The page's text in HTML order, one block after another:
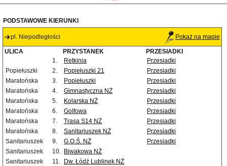
PODSTAWOWE KIERUNKI
pl. Niepodległości Pokaż na mapie
ULICA PRZYSTANEK
PRZESIADKI
1.
Retkinia
Przesiadki
Popiełuszki
2. Popiełuszki 21
Przesiadki
Maratońska
3. Popiełuszki
Przesiadki
Maratońska
4. Gimnastyczna NŻ
Przesiadki
Maratońska
5. Kolarska NŻ
Przesiadki
Maratońska
6. Golfowa
Przesiadki
Maratońska
7. Trasa S14 NŻ
Przesiadki
Maratońska
8. Sanitariuszek NŻ
Przesiadki
Sanitariuszek
9. G.O.Ś. NŻ
Przesiadki
Sanitariuszek
10. Biwakowa NŻ
Sanitariuszek
11.
Dw. Łódź Lublinek NŻ